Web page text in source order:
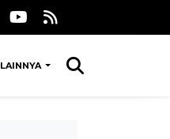
LAINNYA